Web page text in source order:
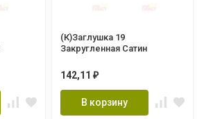
(К)Заглушка 19
Закругленная Сатин
142,11 ₽
В корзину